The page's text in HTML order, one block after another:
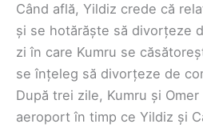
Când află, Yildiz crede că
și se hotărăște să divorțeze
zi în care Kumru se
se înțeleg să divorțeze de
După trei zile, Kumru și
aeroport în timp ce Yildiz și